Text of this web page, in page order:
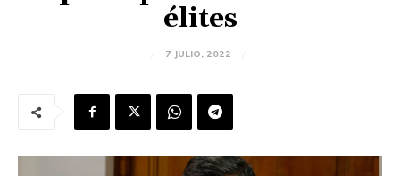
élites
7 JULIO, 2022